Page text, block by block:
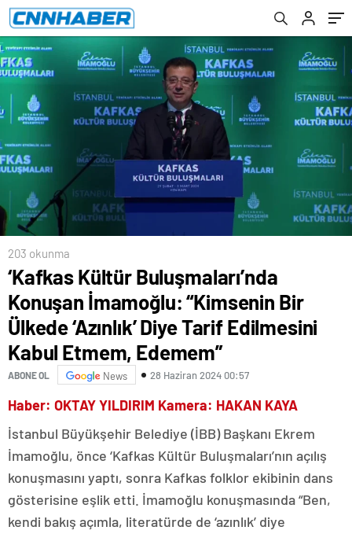
Tarif Edilmesini Kabul Etmem, Edemem”
203 okunma
‘Kafkas Kültür Buluşmaları’nda
Konuşan İmamoğlu: “Kimsenin Bir
Ülkede ‘Azınlık’ Diye Tarif Edilmesini
Kabul Etmem, Edemem”
ABONE OL News 28 Haziran 2024 00:57
Haber: OKTAY YILDIRIM Kamera: HAKAN KAYA
İstanbul Büyükşehir Belediye (İBB) Başkanı Ekrem
İmamoğlu, önce ‘Kafkas Kültür Buluşmaları’nın açılış
konuşmasını yaptı, sonra Kafkas folklor ekibinin dans
gösterisine eşlik etti. İmamoğlu konuşmasında “Ben,
kendi bakış açımla, literatürde de ‘azınlık’ diye